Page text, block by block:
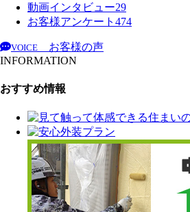
動画インタビュー29
お客様アンケート 474
VOICE
お客様の声
INFORMATION
おすすめ情報